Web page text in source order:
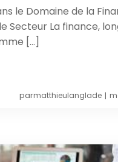
le Domaine de la
Secteur La finance,
[…]
parmatthieulanglade |